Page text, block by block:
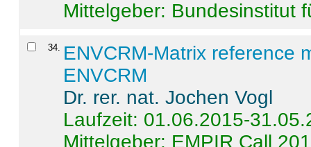
Mittelgeber: Bundesinstitut
34. ENVCRM-Matrix reference
ENVCRM
Dr. rer. nat. Jochen Vogl
Laufzeit: 01.06.2015-
Mittelgeber: EMPIR Call